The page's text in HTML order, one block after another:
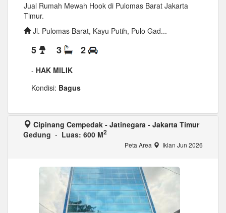
Jual Rumah Mewah Hook di Pulomas Barat Jakarta
Timur.
Jl. Pulomas Barat, Kayu Putih, Pulo Gad...
5 3 2
- HAK MILIK
Kondisi: Bagus
Cipinang Cempedak - Jatinegara - Jakarta Timur
Gedung - Luas: 600 M2
Peta Area Iklan Jun 2026